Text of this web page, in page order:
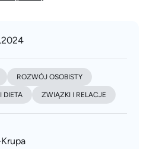
ROZWÓJ OSOBISTY
DIETA ZWIĄZKI I RELACJE